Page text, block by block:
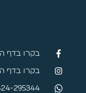
בקרו בדף
בקרו בדף
295344